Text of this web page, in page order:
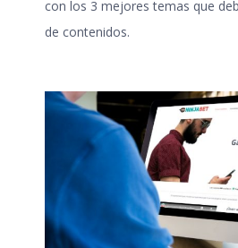
con los 3 mejores temas que
de contenidos.